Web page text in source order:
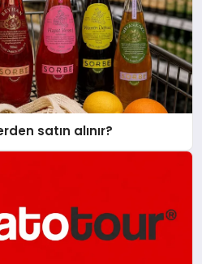
satın alınır?